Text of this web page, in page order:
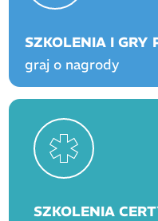
SZKOLENIA I GRY
graj o nagrody
SZKOLENIA